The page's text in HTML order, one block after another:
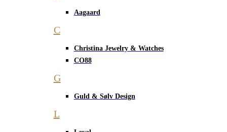
Aagaard
C
Christina Jewelry & Watches
CO88
G
Guld & Sølv Design
L